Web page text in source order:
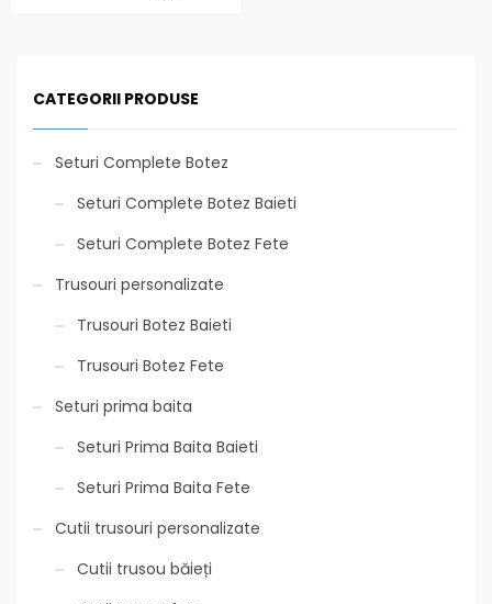
CATEGORII PRODUSE
Seturi Complete Botez
Seturi Complete Botez Baieti
Seturi Complete Botez Fete
Trusouri personalizate
Trusouri Botez Baieti
Trusouri Botez Fete
Seturi prima baita
Seturi Prima Baita Baieti
Seturi Prima Baita Fete
Cutii trusouri personalizate
Cutii trusou băieți